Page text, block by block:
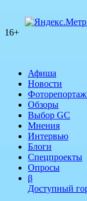
16+
Афиша
Новости
Обзоры
Выбор GC
Мнения
Интервью
Блоги
Спецпроекты
Опросы
β
Доступный